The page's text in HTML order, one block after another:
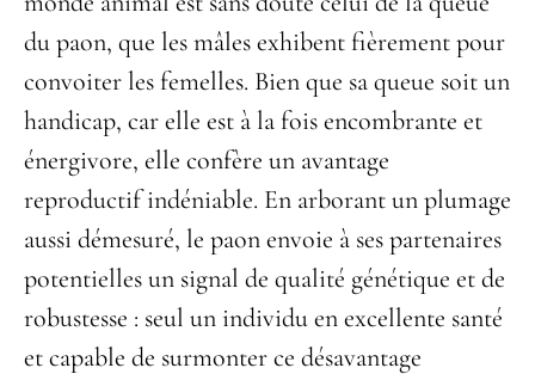
du paon, que les mâles exhibent fièrement pour
convoiter les femelles. Bien que sa queue soit un
handicap, car elle est à la fois encombrante et
énergivore, elle confère un avantage
reproductif indéniable. En arborant un plumage
aussi démesuré, le paon envoie à ses partenaires
potentielles un signal de qualité génétique et de
robustesse : seul un individu en excellente santé
et capable de surmonter ce désavantage